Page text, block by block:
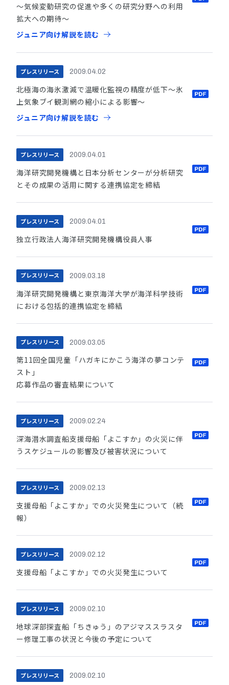
〜気候変動研究の促進や多くの研究分野への利用
拡大への期待〜
ジュニア向け解説を読む
プレスリリース 2009.04.02
北極海の海氷激減で温暖化監視の精度が低下〜氷
上気象ブイ観測網の縮小による影響〜
ジュニア向け解説を読む
プレスリリース 2009.04.01
海洋研究開発機構と日本分析センターが分析研究
とその成果の活用に関する連携協定を締結
プレスリリース 2009.04.01
独立行政法人海洋研究開発機構役員人事
プレスリリース 2009.03.18
海洋研究開発機構と東京海洋大学が海洋科学技術
における包括的連携協定を締結
プレスリリース 2009.03.05
第11回全国児童「ハガキにかこう海洋の夢コンテ
スト」
応募作品の審査結果について
プレスリリース 2009.02.24
深海潜水調査船支援母船「よこすか」の火災に伴
うスケジュールの影響及び被害状況について
プレスリリース 2009.02.13
支援母船「よこすか」での火災発生について（続
報）
プレスリリース 2009.02.12
支援母船「よこすか」での火災発生について
プレスリリース 2009.02.10
地球深部探査船「ちきゅう」のアジマススラスタ
ー修理工事の状況と今後の予定について
プレスリリース 2009.02.10